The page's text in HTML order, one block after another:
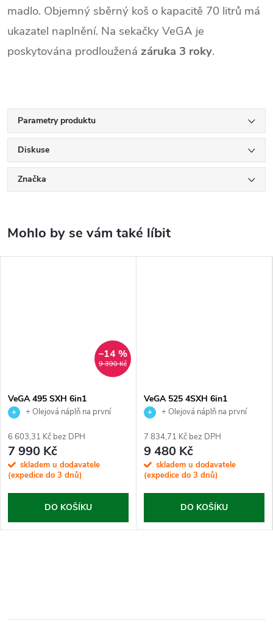
madlo. Objemný sběrný koš o kapacitě 70 litrů má
ukazatel naplnění. Na sekačky VeGA je
poskytována prodloužená záruka 3 roky.
Parametry produktu
Diskuse
Značka
9 390 Kč
–14 %
VeGA 495 SXH 6in1
+ Olejová náplň na první
6 603,31 Kč bez DPH
7 990 Kč
skladem u dodavatele
(expedice do 3 dnů)
DO KOŠÍKU
VeGA 525 4SXH 6in1
+ Olejová náplň na první
7 834,71 Kč bez DPH
9 480 Kč
skladem u dodavatele
(expedice do 3 dnů)
DO KOŠÍKU